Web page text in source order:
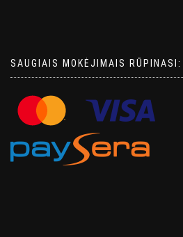
SAUGIAIS MOKĖJIMAIS RŪPINASI: